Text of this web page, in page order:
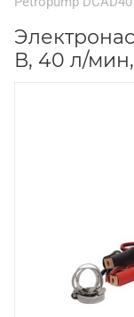
В, 40 л/